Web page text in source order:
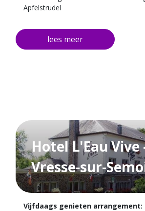
Apfelstrudel
4 x Overnachting in één van onze
4 x Uitgebreid ontbijt buffet
Gratis fiets- en wandelroutes
Hotel L'Eau Vive
Vresse-sur-
Vijfdaags genieten arrangement: